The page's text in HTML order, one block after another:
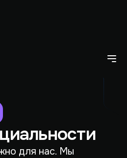
для нас. Мы